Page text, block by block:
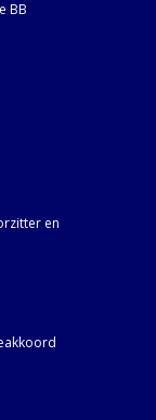
BB
en